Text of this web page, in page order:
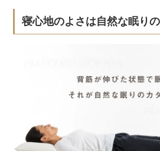
寝心地のよさは自然な眠り